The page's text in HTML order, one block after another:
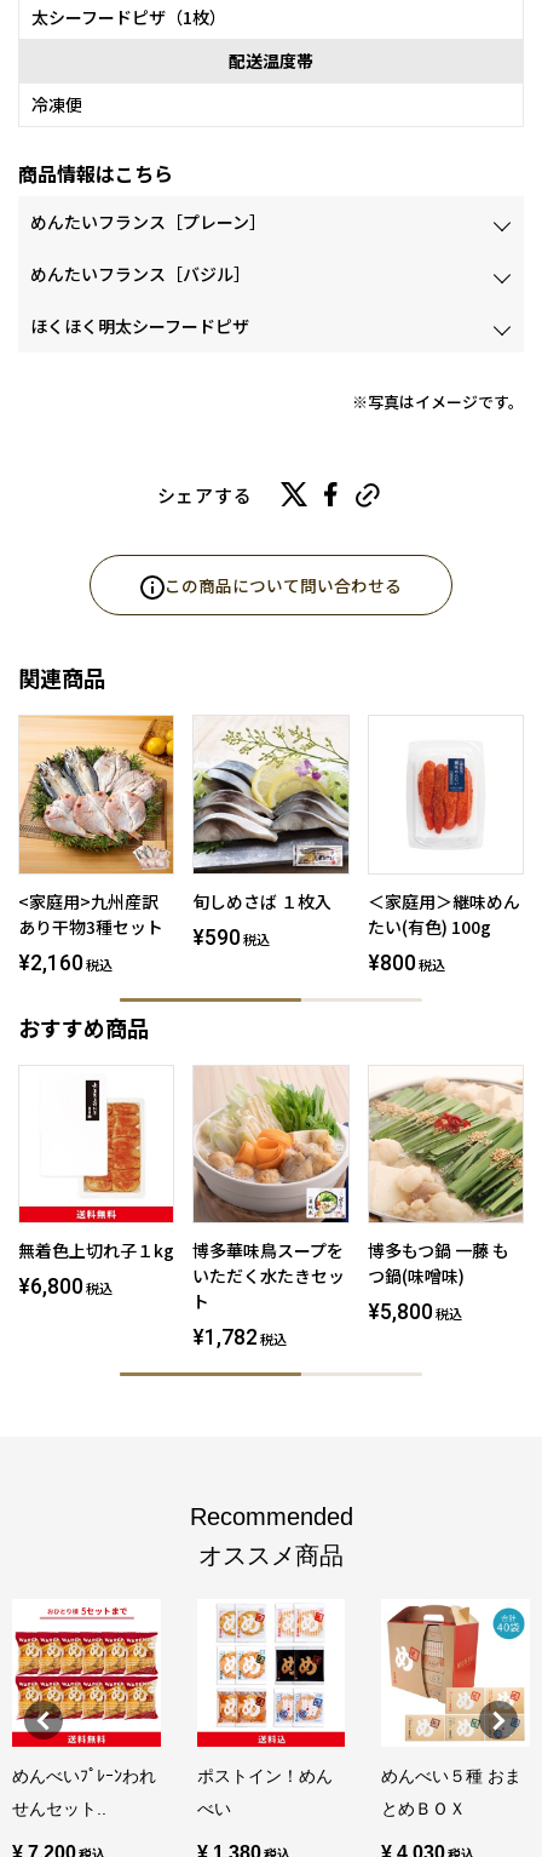
太シーフードピザ（1枚）
配送温度帯
冷凍便
商品情報はこちら
めんたいフランス［プレーン］
めんたいフランス［バジル］
ほくほく明太シーフードピザ
※写真はイメージです。
シェアする
この商品について問い合わせる
関連商品
<家庭用>九州産訳
あり干物3種セット
¥2,160 税込
旬しめさば １枚入
¥590 税込
＜家庭用＞継味めん
たい(有色) 100g
¥800 税込
おすすめ商品
無着色上切れ子１kg
¥6,800 税込
博多華味鳥スープを
いただく水たきセッ
ト
¥1,782 税込
博多もつ鍋 一藤 も
つ鍋(味噌味)
¥5,800 税込
Recommended
オススメ商品
めんべいﾌﾟﾚｰﾝわれ
せんセット..
ポストイン！めん
べい
めんべい５種 おま
とめＢＯＸ